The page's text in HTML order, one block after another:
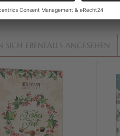
EBENFALLS ANGESEHEN